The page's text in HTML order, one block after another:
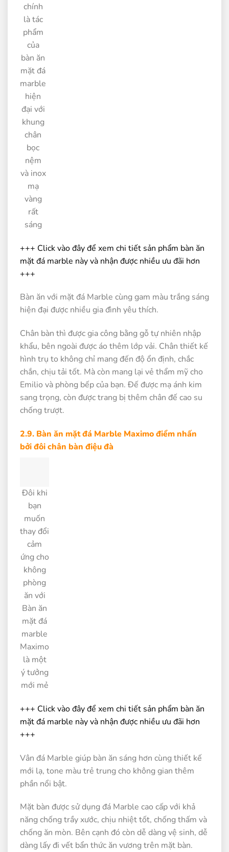
chính
là tác
phẩm
của
bàn ăn
mặt đá
marble
hiện
đại với
khung
chân
bọc
nệm
và inox
mạ
vàng
rất
sáng
+++ Click vào đây để xem chi tiết sản phẩm bàn ăn
mặt đá marble này và nhận được nhiều ưu đãi hơn
+++
Bàn ăn với mặt đá Marble cùng gam màu trắng sáng
hiện đại được nhiều gia đình yêu thích.
Chân bàn thì được gia công bằng gỗ tự nhiên nhập
khẩu, bên ngoài được áo thêm lớp vải. Chân thiết kế
hình trụ to không chỉ mang đến độ ổn định, chắc
chắn, chịu tải tốt. Mà còn mang lại vẻ thẩm mỹ cho
Emilio và phòng bếp của bạn. Đế được mạ ánh kim
sang trọng, còn được trang bị thêm chân đế cao su
chống trượt.
2.9. Bàn ăn mặt đá Marble Maximo điểm nhấn
bởi đôi chân bàn điệu đà
Đôi khi
bạn
muốn
thay đổi
cảm
ứng cho
không
phòng
ăn với
Bàn ăn
mặt đá
marble
Maximo
là một
ý tưởng
mới mẻ
+++ Click vào đây để xem chi tiết sản phẩm bàn ăn
mặt đá marble này và nhận được nhiều ưu đãi hơn
+++
Vân đá Marble giúp bàn ăn sáng hơn cùng thiết kế
mới lạ, tone màu trẻ trung cho không gian thêm
phần nổi bật.
Mặt bàn được sử dụng đá Marble cao cấp với khả
năng chống trầy xước, chịu nhiệt tốt, chống thấm và
chống ăn mòn. Bên cạnh đó còn dễ dàng vệ sinh, dễ
dàng lấy đi vết bẩn thức ăn vương trên mặt bàn.